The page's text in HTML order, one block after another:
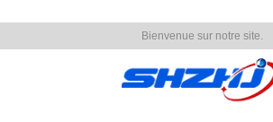
Bienvenue sur notre site.